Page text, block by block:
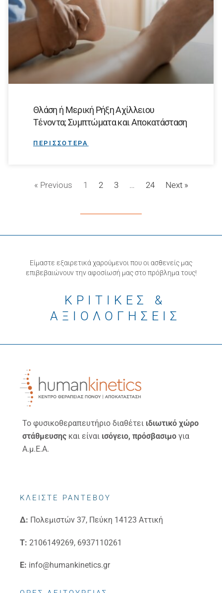
Θλάση ή Μερική Ρήξη Αχίλλειου
Τένοντα; Συμπτώματα και Αποκατάσταση
ΠΕΡΙΣΣΟΤΕΡΑ
« Previous 1 2 3 … 24 Next »
Είμαστε εξαιρετικά χαρούμενοι που οι ασθενείς μας
επιβεβαιώνουν την αφοσίωσή μας στο πρόβλημα τους!
ΚΡΙΤΙΚΕΣ &
ΑΞΙΟΛΟΓΗΣΕΙΣ
Το φυσικοθεραπευτήριο διαθέτει ιδιωτικό χώρο
στάθμευσης και είναι ισόγειο, πρόσβασιμο για
Α.μ.Ε.Α.
ΚΛΕΙΣΤΕ ΡΑΝΤΕΒΟΥ
Δ: Πολεμιστών 37, Πεύκη 14123 Αττική
Τ: 2106149269, 6937110261
E: info@humankinetics.gr